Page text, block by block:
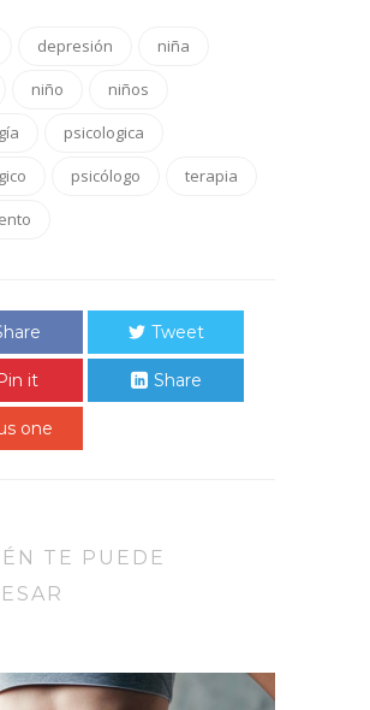
depresión
niña
niño
niños
psicologica
psicólogo
terapia
Tweet
it Share
one
TE PUEDE